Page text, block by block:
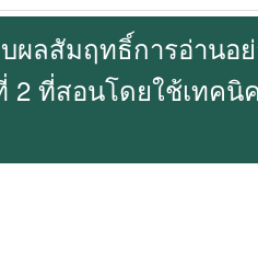
บผลสัมฤทธิ์การอ่าน
2 ที่สอนโดยใช้เทค